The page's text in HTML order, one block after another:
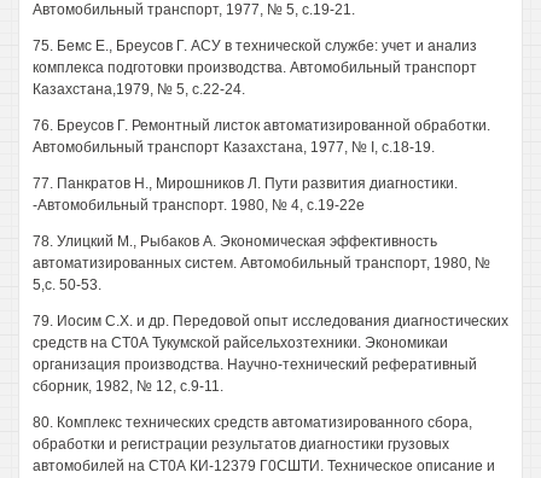
Автомобильный транспорт, 1977, № 5, с.19-21.
75. Бемс Е., Бреусов Г. АСУ в технической службе: учет и анализ
комплекса подготовки производства. Автомобильный транспорт
Казахстана,1979, № 5, с.22-24.
76. Бреусов Г. Ремонтный листок автоматизированной обработки.
Автомобильный транспорт Казахстана, 1977, № I, с.18-19.
77. Панкратов Н., Мирошников Л. Пути развития диагностики.
-Автомобильный транспорт. 1980, № 4, с.19-22е
78. Улицкий М., Рыбаков А. Экономическая эффективность
автоматизированных систем. Автомобильный транспорт, 1980, №
5,с. 50-53.
79. Иосим С.Х. и др. Передовой опыт исследования диагностических
средств на СТ0А Тукумской райсельхозтехники. Экономикаи
организация производства. Научно-технический реферативный
сборник, 1982, № 12, с.9-11.
80. Комплекс технических средств автоматизированного сбора,
обработки и регистрации результатов диагностики грузовых
автомобилей на СТ0А КИ-12379 Г0СШТИ. Техническое описание и